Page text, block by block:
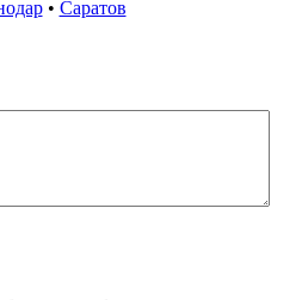
• Саратов